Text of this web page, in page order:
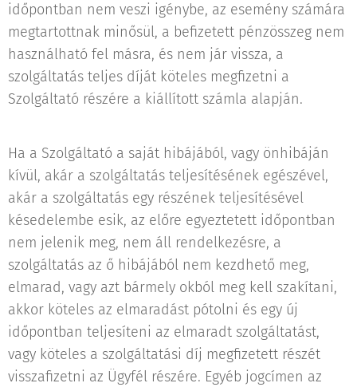
időpontban nem veszi igénybe, az esemény számára
megtartottnak minősül, a befizetett pénzösszeg nem
használható fel másra, és nem jár vissza, a
szolgáltatás teljes díját köteles megfizetni a
Szolgáltató részére a kiállított számla alapján.
Ha a Szolgáltató a saját hibájából, vagy önhibáján
kívül, akár a szolgáltatás teljesítésének egészével,
akár a szolgáltatás egy részének teljesítésével
késedelembe esik, az előre egyeztetett időpontban
nem jelenik meg, nem áll rendelkezésre, a
szolgáltatás az ő hibájából nem kezdhető meg,
elmarad, vagy azt bármely okból meg kell szakítani,
akkor köteles az elmaradást pótolni és egy új
időpontban teljesíteni az elmaradt szolgáltatást,
vagy köteles a szolgáltatási díj megfizetett részét
visszafizetni az Ügyfél részére. Egyéb jogcímen az